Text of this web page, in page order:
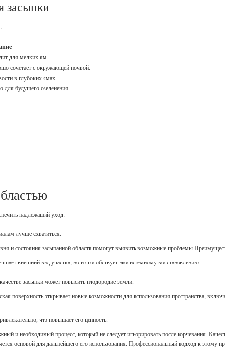
засыпки
для мелких ям.
сочетает с окружающей почвой.
в глубоких ямах.
для будущего озеленения.
надлежащий уход:
лучше схватиться.
и состояния засыпанной области помогут выявить возможные
внешний вид участка, но и способствует экосистемному восстановлению:
засыпки может повысить плодородие земли.
поверхность открывает новые возможности для использования пространства,
что повышает его ценность.
и необходимый процесс, который не следует игнорировать после корчевания.
основой для дальнейшего его использования. Профессиональный подход к этому